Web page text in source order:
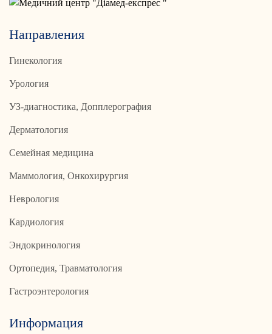
Направления
Гинекология
Урология
УЗ-диагностика, Допплерография
Дерматология
Семейная медицина
Маммология, Онкохирургия
Неврология
Кардиология
Эндокринология
Ортопедия, Травматология
Гастроэнтерология
Информация